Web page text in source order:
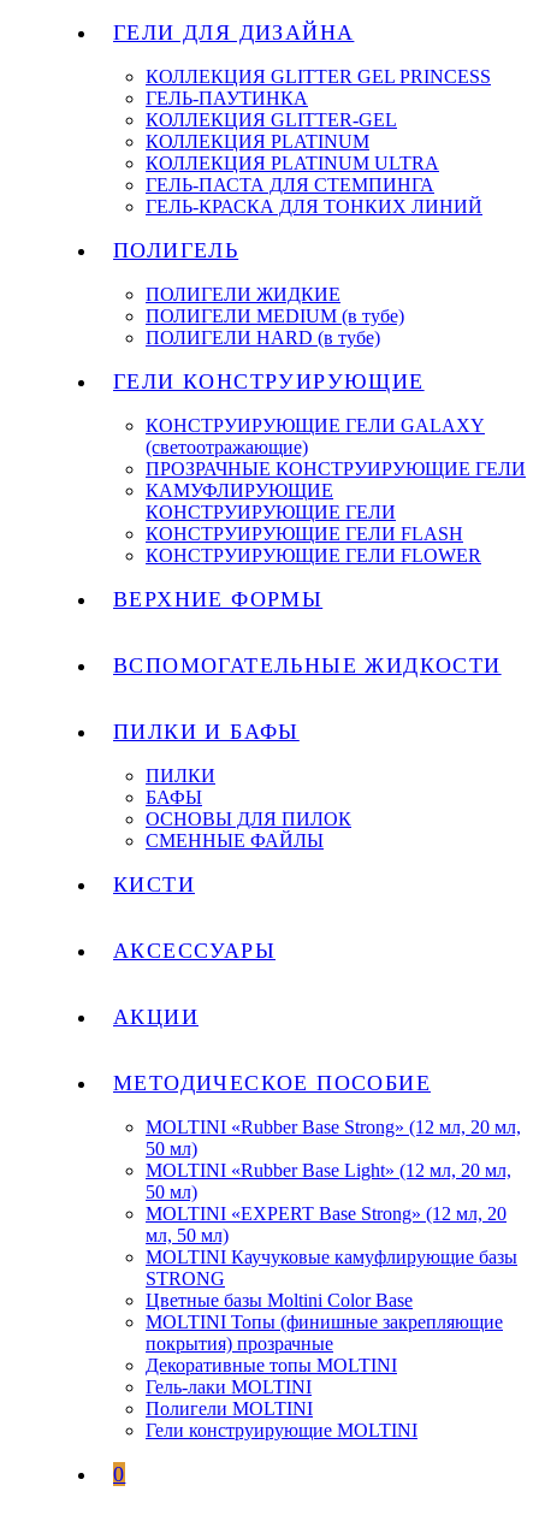
ГЕЛИ ДЛЯ ДИЗАЙНА
КОЛЛЕКЦИЯ GLITTER GEL PRINCESS
ГЕЛЬ-ПАУТИНКА
КОЛЛЕКЦИЯ GLITTER-GEL
КОЛЛЕКЦИЯ PLATINUM
КОЛЛЕКЦИЯ PLATINUM ULTRA
ГЕЛЬ-ПАСТА ДЛЯ СТЕМПИНГА
ГЕЛЬ-КРАСКА ДЛЯ ТОНКИХ ЛИНИЙ
ПОЛИГЕЛЬ
ПОЛИГЕЛИ ЖИДКИЕ
ПОЛИГЕЛИ MEDIUM (в тубе)
ПОЛИГЕЛИ HARD (в тубе)
ГЕЛИ КОНСТРУИРУЮЩИЕ
КОНСТРУИРУЮЩИЕ ГЕЛИ GALAXY
(светоотражающие)
ПРОЗРАЧНЫЕ КОНСТРУИРУЮЩИЕ ГЕЛИ
КАМУФЛИРУЮЩИЕ
КОНСТРУИРУЮЩИЕ ГЕЛИ
КОНСТРУИРУЮЩИЕ ГЕЛИ FLASH
КОНСТРУИРУЮЩИЕ ГЕЛИ FLOWER
ВЕРХНИЕ ФОРМЫ
ВСПОМОГАТЕЛЬНЫЕ ЖИДКОСТИ
ПИЛКИ И БАФЫ
ПИЛКИ
БАФЫ
ОСНОВЫ ДЛЯ ПИЛОК
СМЕННЫЕ ФАЙЛЫ
КИСТИ
АКСЕССУАРЫ
АКЦИИ
МЕТОДИЧЕСКОЕ ПОСОБИЕ
MOLTINI «Rubber Base Strong» (12 мл, 20 мл,
50 мл)
MOLTINI «Rubber Base Light» (12 мл, 20 мл,
50 мл)
MOLTINI «EXPERT Base Strong» (12 мл, 20
мл, 50 мл)
MOLTINI Каучуковые камуфлирующие базы
STRONG
Цветные базы Moltini Color Base
MOLTINI Топы (финишные закрепляющие
покрытия) прозрачные
Декоративные топы MOLTINI
Гель-лаки MOLTINI
Полигели MOLTINI
Гели конструирующие MOLTINI
0